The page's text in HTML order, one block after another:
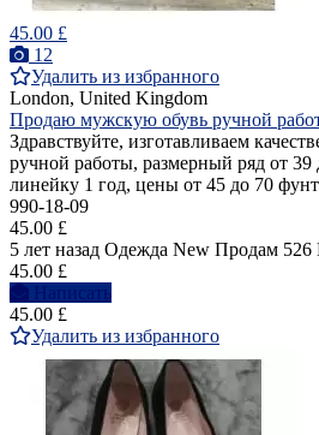
45.00 £
12
Удалить из избранного
London, United Kingdom
Продаю мужскую обувь ручной
Здравствуйте, изготавливаем
ручной работы, размерный ряд от 39
линейку 1 год, цены от 45 до 70
990-18-09
45.00 £
5 лет назад Одежда New Продам 526
45.00 £
Написать
45.00 £
Удалить из избранного